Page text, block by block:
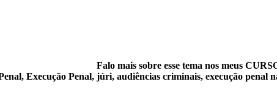
Falo mais sobre esse tema nos meus
Execução Penal, júri, audiências criminais, execução